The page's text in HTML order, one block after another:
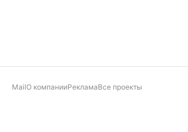
MailО компанииРекламаВсе проекты